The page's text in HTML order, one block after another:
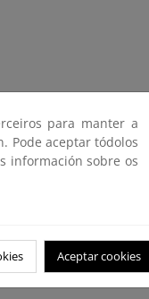
para manter a
Pode aceptar tódolos
información sobre os
Aceptar cookies